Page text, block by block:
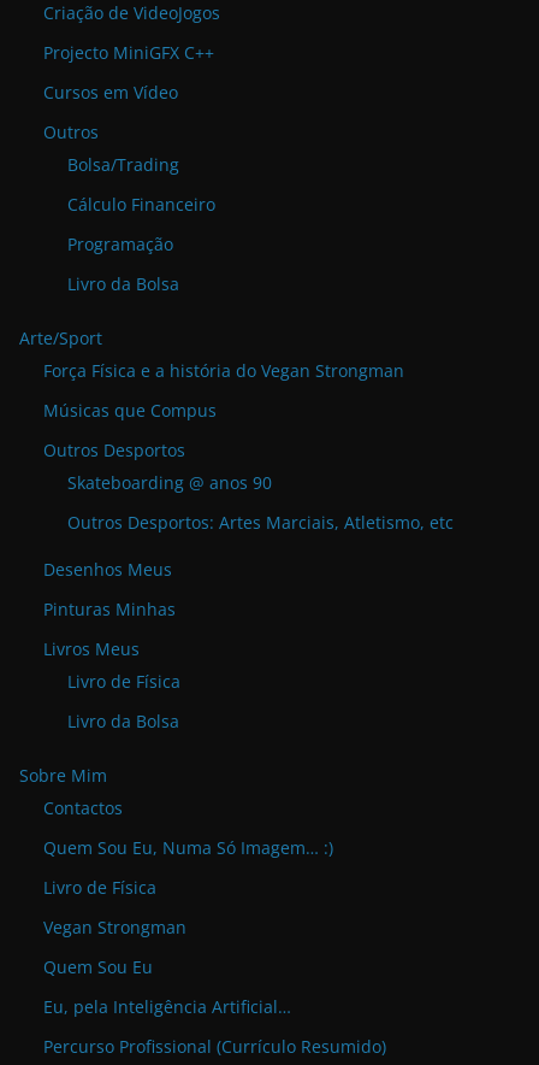
Criação de VideoJogos
Projecto MiniGFX C++
Cursos em Vídeo
Outros
Bolsa/Trading
Cálculo Financeiro
Programação
Livro da Bolsa
Arte/Sport
Força Física e a história do Vegan Strongman
Músicas que Compus
Outros Desportos
Skateboarding @ anos 90
Outros Desportos: Artes Marciais, Atletismo, etc
Desenhos Meus
Pinturas Minhas
Livros Meus
Livro de Física
Livro da Bolsa
Sobre Mim
Contactos
Quem Sou Eu, Numa Só Imagem… :)
Livro de Física
Vegan Strongman
Quem Sou Eu
Eu, pela Inteligência Artificial…
Percurso Profissional (Currículo Resumido)